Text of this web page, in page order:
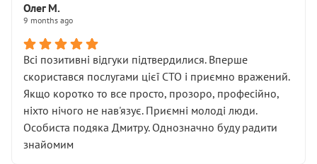
Олег М.
9 months ago
Всі позитивні відгуки підтвердилися. Вперше
скористався послугами цієї СТО і приємно вражений.
Якщо коротко то все просто, прозоро, професійно,
ніхто нічого не нав'язує. Приємні молоді люди.
Особиста подяка Дмитру. Однозначно буду радити
знайомим